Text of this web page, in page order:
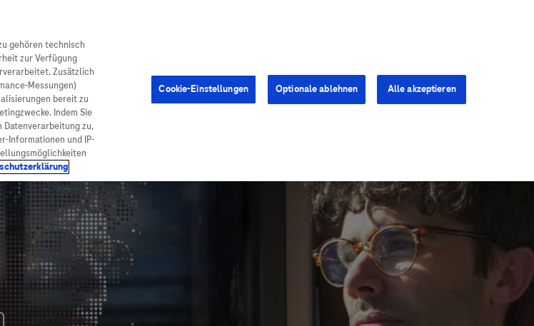
gehören technisch
zur Verfügung
Zusätzlich
Messungen)
bereit zu
Indem Sie
Datenverarbeitung zu,
Informationen und IP-
Cookie-Einstellungen Optionale ablehnen Alle akzeptieren